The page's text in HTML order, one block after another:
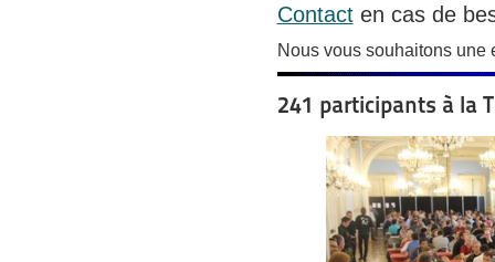
Contacten cas de
Nous vous souhaitons une
241 participants à la